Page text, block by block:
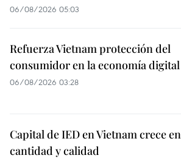
06/08/2026 05:03
Refuerza Vietnam protección del
consumidor en la economía digital
06/08/2026 03:28
Capital de IED en Vietnam crece en
cantidad y calidad